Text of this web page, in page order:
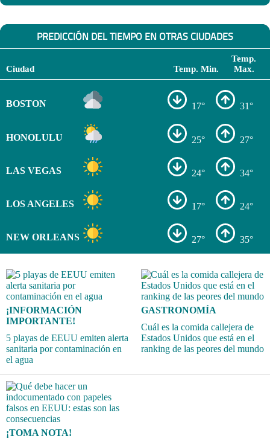
PREDICCIÓN DEL TIEMPO EN OTRAS CIUDADES
Ciudad Temp. Min.
Temp.
Max.
BOSTON 17° 31°
HONOLULU 25° 27°
LAS VEGAS 24° 34°
LOS ANGELES 17° 24°
NEW ORLEANS 27° 35°
¡INFORMACIÓN
IMPORTANTE!
5 playas de EEUU emiten alerta
sanitaria por contaminación en
el agua
GASTRONOMÍA
Cuál es la comida callejera de
Estados Unidos que está en el
ranking de las peores del mundo
¡TOMA NOTA!